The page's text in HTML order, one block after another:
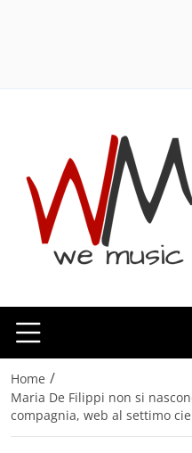
Home /
Maria De Filippi non si
compagnia, web al settimo